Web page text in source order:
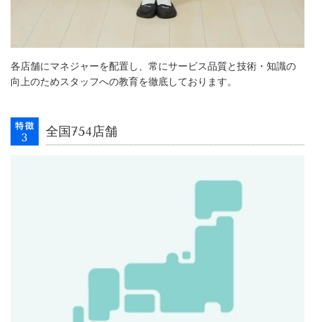
各店舗にマネジャーを配置し、常にサービス品質と技術・知識の
向上のためスタッフへの教育を徹底しております。
全国754店舗